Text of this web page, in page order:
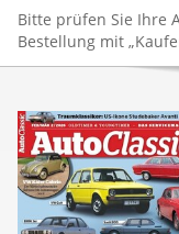
Bitte prüfen Sie Ihre
Bestellung mit